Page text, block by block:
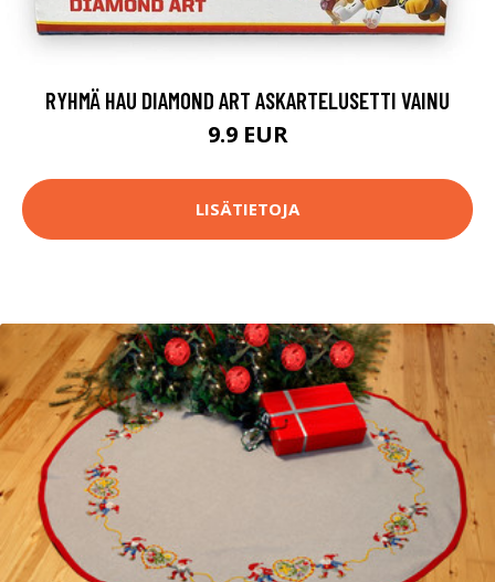
RYHMÄ HAU DIAMOND ART ASKARTELUSETTI VAINU
9.9 EUR
LISÄTIETOJA